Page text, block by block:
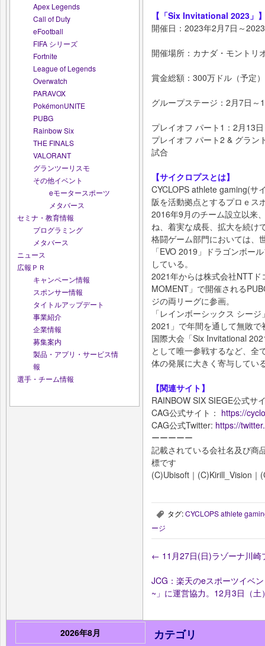
Apex Legends
Call of Duty
eFootball
FIFA シリーズ
Fortnite
League of Legends
Overwatch
PARAVOX
PokémonUNITE
PUBG
Rainbow Six
THE FINALS
VALORANT
グランツーリスモ
その他イベント
eモータースポーツ
メタバース
セミナ・教育情報
プログラミング
メタバース
ニュース
広報ＰＲ
キャンペーン情報
スポンサー情報
タイトルアップデート
事業紹介
企業情報
募集案内
製品・アプリ・サービス情
報
選手・チーム情報
【「Six Invitational 2023」
開催日：2023年2月7日～
開催場所：カナダ・モント
賞金総額：300万ドル（予定）
グループステージ：2月7日
プレイオフ パート1：2月13
プレイオフ パート2 & グラ
試合
【サイクロプスとは】
CYCLOPS athlete gaming(サ
阪を活動拠点とするプロｅス
2016年9月のチーム設立以来
ね、着実な成長、拡大を続け
格闘ゲーム部門においては、
「EVO 2019」ドラゴンボー
している。
2021年からは株式会社NTT
MOMENT」で開催される
ジの両リーグに参画。
「レインボーシックス シー
2021」で年間を通して無敗
国際大会「Six Invitational
として唯一参戦するなど、全
体の発展に大きく寄与してい
【関連サイト】
RAINBOW SIX SIEGE公式サ
CAG公式サイト： https://
CAG公式Twitter: https://
ーーーーー
記載されている会社名及び商
標です
(C)Ubisoft｜(C)Kirill_Vision｜
, タグ:CYCLOPS athlete
ージ
← 11月27日(日)ラゾーナ川
JCG：楽天のeスポーツイベ
~」に運営協力。12月3日（
2026年8月
カテゴリ